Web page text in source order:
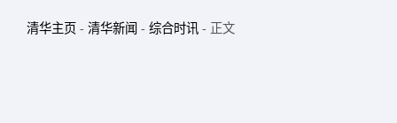
清华主页 - 清华新闻 - 综合时讯 - 正文